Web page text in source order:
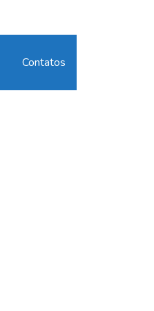
Contatos